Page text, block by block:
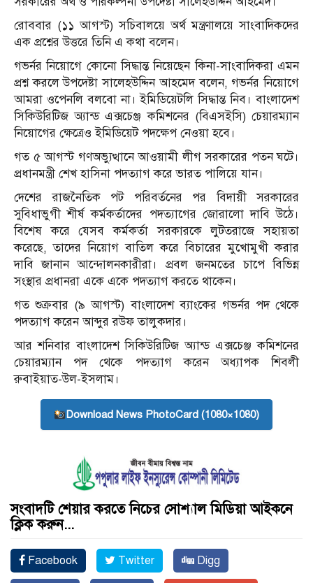
রোববার (১১ আগস্ট) সচিবালয়ে অর্থ মন্ত্রণালয়ে সাংবাদিকদের
এক প্রশ্নের উত্তরে তিনি এ কথা বলেন।
গভর্নর নিয়োগে কোনো সিদ্ধান্ত নিয়েছেন কিনা-সাংবাদিকরা এমন
প্রশ্ন করলে উপদেষ্টা সালেহউদ্দিন আহমেদ বলেন, গভর্নর নিয়োগে
আমরা ওপেনলি বলবো না। ইমিডিয়েটলি সিদ্ধান্ত নিব। বাংলাদেশ
সিকিউরিটিজ অ্যান্ড এক্সচেঞ্জ কমিশনের (বিএসইসি) চেয়ারম্যান
নিয়োগের ক্ষেত্রেও ইমিডিয়েট পদক্ষেপ নেওয়া হবে।
গত ৫ আগস্ট গণঅভ্যুত্থানে আওয়ামী লীগ সরকারের পতন ঘটে।
প্রধানমন্ত্রী শেখ হাসিনা পদত্যাগ করে ভারত পালিয়ে যান।
দেশের রাজনৈতিক পট পরিবর্তনের পর বিদায়ী সরকারের
সুবিধাভুগী শীর্ষ কর্মকর্তাদের পদত্যাগের জোরালো দাবি উঠে।
বিশেষ করে যেসব কর্মকর্তা সরকারকে লুটতরাজে সহায়তা
করেছে, তাদের নিয়োগ বাতিল করে বিচারের মুখোমুখী করার
দাবি জানান আন্দোলনকারীরা। প্রবল জনমতের চাপে বিভিন্ন
সংস্থার প্রধানরা একে একে পদত্যাগ করতে থাকেন।
গত শুক্রবার (৯ আগস্ট) বাংলাদেশ ব্যাংকের গভর্নর পদ থেকে
পদত্যাগ করেন আব্দুর রউফ তালুকদার।
আর শনিবার বাংলাদেশ সিকিউরিটিজ অ্যান্ড এক্সচেঞ্জ কমিশনের
চেয়ারম্যান পদ থেকে পদত্যাগ করেন অধ্যাপক শিবলী
রুবাইয়াত-উল-ইসলাম।
Download News PhotoCard (1080×1080)
সংবাদটি শেয়ার করতে নিচের সোশ্যাল মিডিয়া আইকনে
ক্লিক করুন...
Facebook Twitter Digg